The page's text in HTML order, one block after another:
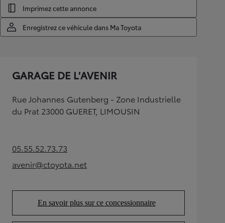
Imprimez cette annonce
Enregistrez ce véhicule dans Ma Toyota
GARAGE DE L'AVENIR
Rue Johannes Gutenberg - Zone Industrielle
du Prat 23000 GUERET, LIMOUSIN
05.55.52.73.73(Opens in new tab)
avenir@ctoyota.net
(Opens in new tab)
En savoir plus sur ce concessionnaire
(Opens in new tab)